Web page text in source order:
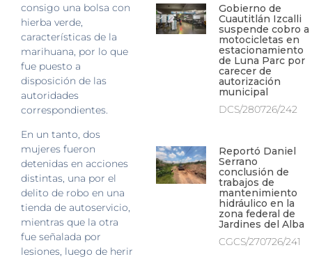
consigo una bolsa con
hierba verde,
características de la
marihuana, por lo que
fue puesto a
disposición de las
autoridades
correspondientes.
En un tanto, dos
mujeres fueron
detenidas en acciones
distintas, una por el
delito de robo en una
tienda de autoservicio,
mientras que la otra
fue señalada por
lesiones, luego de herir
Gobierno de
Cuautitlán Izcalli
suspende cobro a
motocicletas en
estacionamiento
de Luna Parc por
carecer de
autorización
municipal
DCS/280726/242
Reportó Daniel
Serrano
conclusión de
trabajos de
mantenimiento
hidráulico en la
zona federal de
Jardines del Alba
CGCS/270726/241